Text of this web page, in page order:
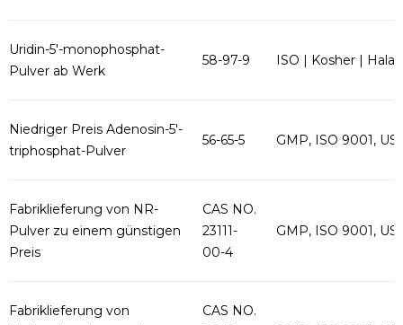
Uridin-5'-monophosphat-
Pulver ab Werk
58-97-9 ISO | Kosher | Halal
Niedriger Preis Adenosin-5'-
triphosphat-Pulver
56-65-5 GMP, ISO 9001,
Fabriklieferung von NR-
Pulver zu einem günstigen
Preis
CAS NO.
23111-
00-4
GMP, ISO 9001,
Fabriklieferung von
CAS NO.